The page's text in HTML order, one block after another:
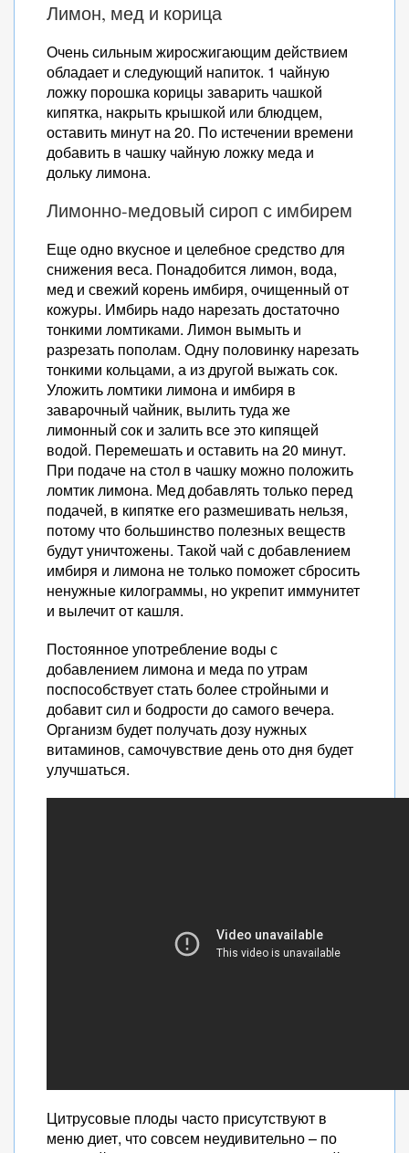
Лимон, мед и корица
Очень сильным жиросжигающим действием
обладает и следующий напиток. 1 чайную
ложку порошка корицы заварить чашкой
кипятка, накрыть крышкой или блюдцем,
оставить минут на 20. По истечении времени
добавить в чашку чайную ложку меда и
дольку лимона.
Лимонно-медовый сироп с имбирем
Еще одно вкусное и целебное средство для
снижения веса. Понадобится лимон, вода,
мед и свежий корень имбиря, очищенный от
кожуры. Имбирь надо нарезать достаточно
тонкими ломтиками. Лимон вымыть и
разрезать пополам. Одну половинку нарезать
тонкими кольцами, а из другой выжать сок.
Уложить ломтики лимона и имбиря в
заварочный чайник, вылить туда же
лимонный сок и залить все это кипящей
водой. Перемешать и оставить на 20 минут.
При подаче на стол в чашку можно положить
ломтик лимона. Мед добавлять только перед
подачей, в кипятке его размешивать нельзя,
потому что большинство полезных веществ
будут уничтожены. Такой чай с добавлением
имбиря и лимона не только поможет сбросить
ненужные килограммы, но укрепит иммунитет
и вылечит от кашля.
Постоянное употребление воды с
добавлением лимона и меда по утрам
поспособствует стать более стройными и
добавит сил и бодрости до самого вечера.
Организм будет получать дозу нужных
витаминов, самочувствие день ото дня будет
улучшаться.
Цитрусовые плоды часто присутствуют в
меню диет, что совсем неудивительно – по